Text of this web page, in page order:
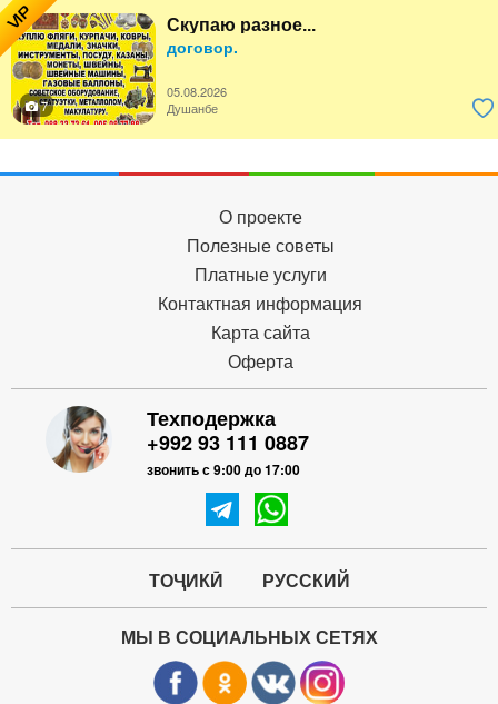
VIP Скупаю разное...
договор.
05.08.2026
7
Душанбе
О проекте
Полезные советы
Платные услуги
Контактная информация
Карта сайта
Оферта
Техподержка
+992 93 111 0887
звонить с 9:00 до 17:00
ТОҶИКӢ РУССКИЙ
МЫ В СОЦИАЛЬНЫХ СЕТЯХ